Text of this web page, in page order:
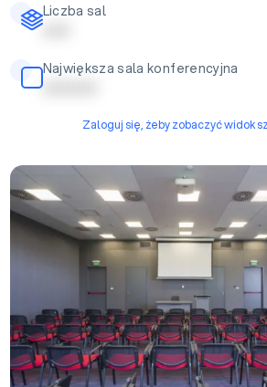
Liczba sal
| | | | |
Największa sala konferencyjna
| | | | | | | | | |
Zaloguj się, żeby zobaczyć widok